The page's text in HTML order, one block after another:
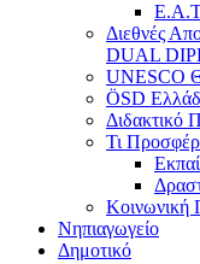
Διεθνές
DUAL
UNESCO
ÖSD
Διδακτικό
Τι
Κοινωνική
Νηπιαγωγείο
Δημοτικό